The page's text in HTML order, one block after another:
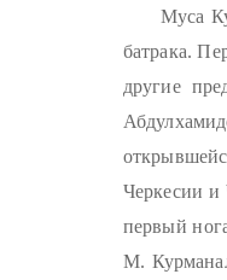
Муса
батрака.
другие
Черкесии и
первый
М.